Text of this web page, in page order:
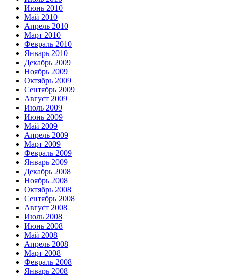
Июнь 2010
Май 2010
Апрель 2010
Март 2010
Февраль 2010
Январь 2010
Декабрь 2009
Ноябрь 2009
Октябрь 2009
Сентябрь 2009
Август 2009
Июль 2009
Июнь 2009
Май 2009
Апрель 2009
Март 2009
Февраль 2009
Январь 2009
Декабрь 2008
Ноябрь 2008
Октябрь 2008
Сентябрь 2008
Август 2008
Июль 2008
Июнь 2008
Май 2008
Апрель 2008
Март 2008
Февраль 2008
Январь 2008